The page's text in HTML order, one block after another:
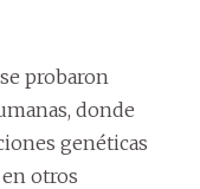
probaron
donde
genéticas
otros